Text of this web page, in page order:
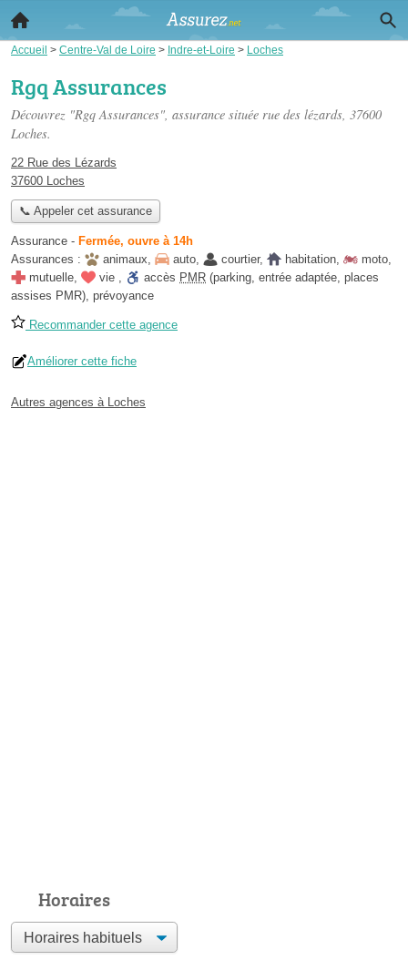
Accueil > Centre-Val de Loire > Indre-et-Loire > Loches
Rgq Assurances
Découvrez "Rgq Assurances", assurance située rue des lézards, 37600
Loches.
22 Rue des Lézards
37600 Loches
📞 Appeler cet assurance
Assurance - Fermée, ouvre à 14h
Assurances :
animaux, auto, courtier, habitation, moto,
mutuelle, vie , accès PMR (parking, entrée adaptée, places
assises PMR), prévoyance
Recommander cette agence
Améliorer cette fiche
Autres agences à Loches
Horaires